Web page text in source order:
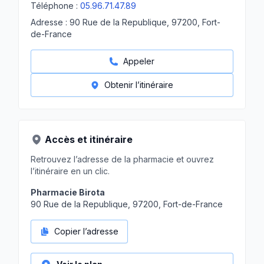
Téléphone : 05.96.71.47.89
Adresse : 90 Rue de la Republique, 97200, Fort-
de-France
Appeler
Obtenir l’itinéraire
Accès et itinéraire
Retrouvez l’adresse de la pharmacie et ouvrez
l’itinéraire en un clic.
Pharmacie Birota
90 Rue de la Republique, 97200, Fort-de-France
Copier l’adresse